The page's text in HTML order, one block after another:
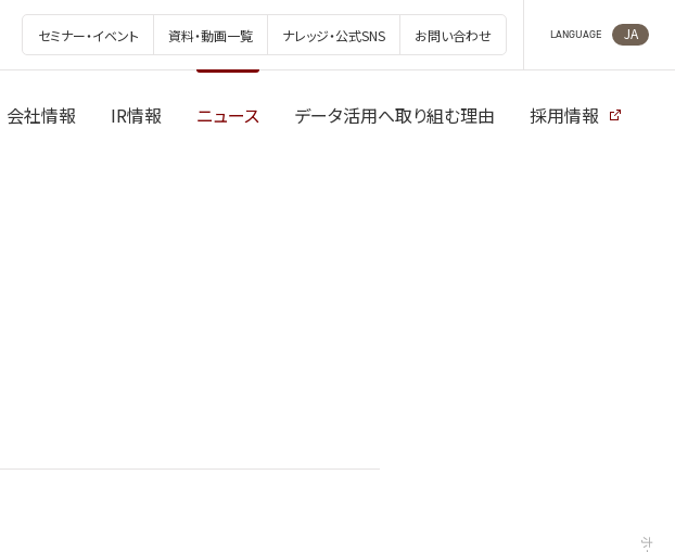
セミナー・イベント 資料・動画一覧 ナレッジ・公式SNS お問い合わせ LANGUAGE JA
会社情報 IR情報 ニュース データ活用へ取り組む理由 採用情報